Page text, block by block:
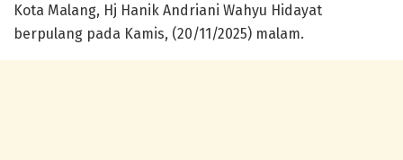
Kota Malang, Hj Hanik Andriani Wahyu Hidayat
berpulang pada Kamis, (20/11/2025) malam.